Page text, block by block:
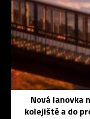
Nová lanovka
kolejiště a do